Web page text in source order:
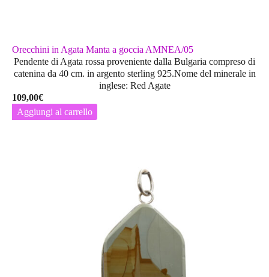
Orecchini in Agata Manta a goccia AMNEA/05
Pendente di Agata rossa proveniente dalla Bulgaria compreso di
catenina da 40 cm. in argento sterling 925.Nome del minerale in
inglese: Red Agate
109,00€
Aggiungi al carrello